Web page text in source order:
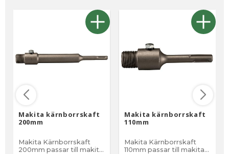
Makita kärnborrskaft
200mm
Makita Kärnborrskaft
200mm passar till makita
Makita kärnborrskaft
110mm
Makita Kärnborrskaft
110mm passar till makita